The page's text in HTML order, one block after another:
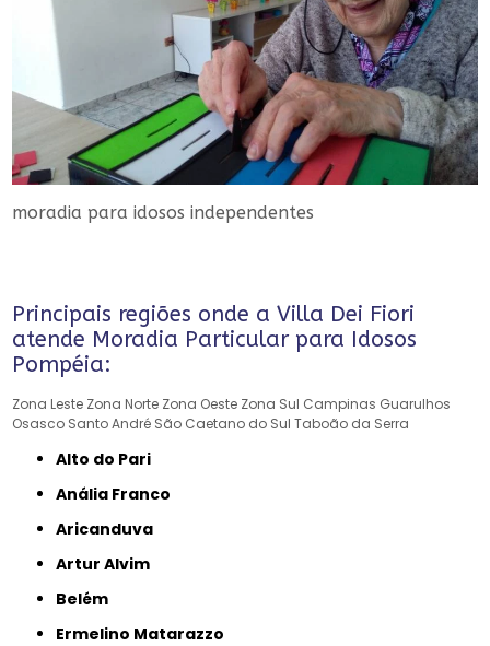
moradia para idosos independentes
Principais regiões onde a Villa Dei Fiori
atende Moradia Particular para Idosos
Pompéia:
Zona Leste Zona Norte Zona Oeste Zona Sul Campinas Guarulhos
Osasco Santo André São Caetano do Sul Taboão da Serra
Alto do Pari
Anália Franco
Aricanduva
Artur Alvim
Belém
Ermelino Matarazzo